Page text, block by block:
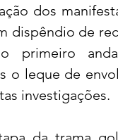
dos
dispêndio de
primeiro
o leque de
investigações.